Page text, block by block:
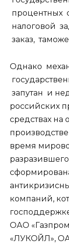
процентных
налоговой
заказ,
Однако
запутан и
российских
средствах на
время
компаний,
ОАО
«ЛУКОЙЛ»,